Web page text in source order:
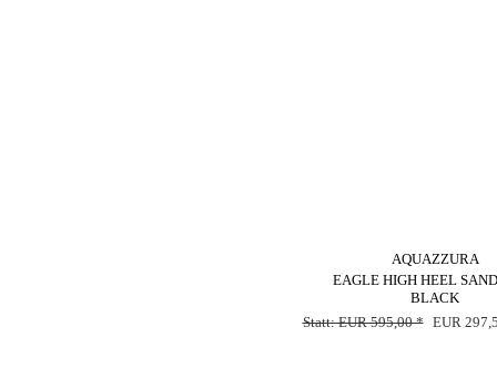
AQUAZZURA
EAGLE HIGH HEEL
BLACK
Statt: EUR 595,00 * EUR